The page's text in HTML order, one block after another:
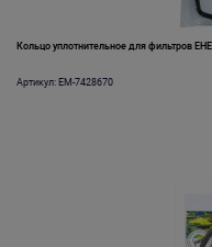
Кольцо уплотнительное для фильтров
Артикул: EM-7428670